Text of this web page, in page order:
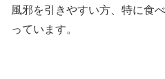
風邪を引きやすい方、特に食
っています。